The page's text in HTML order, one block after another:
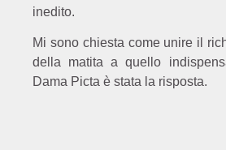
inedito.
Mi sono chiesta come unire il
della matita a quello
Dama Picta è stata la risposta.